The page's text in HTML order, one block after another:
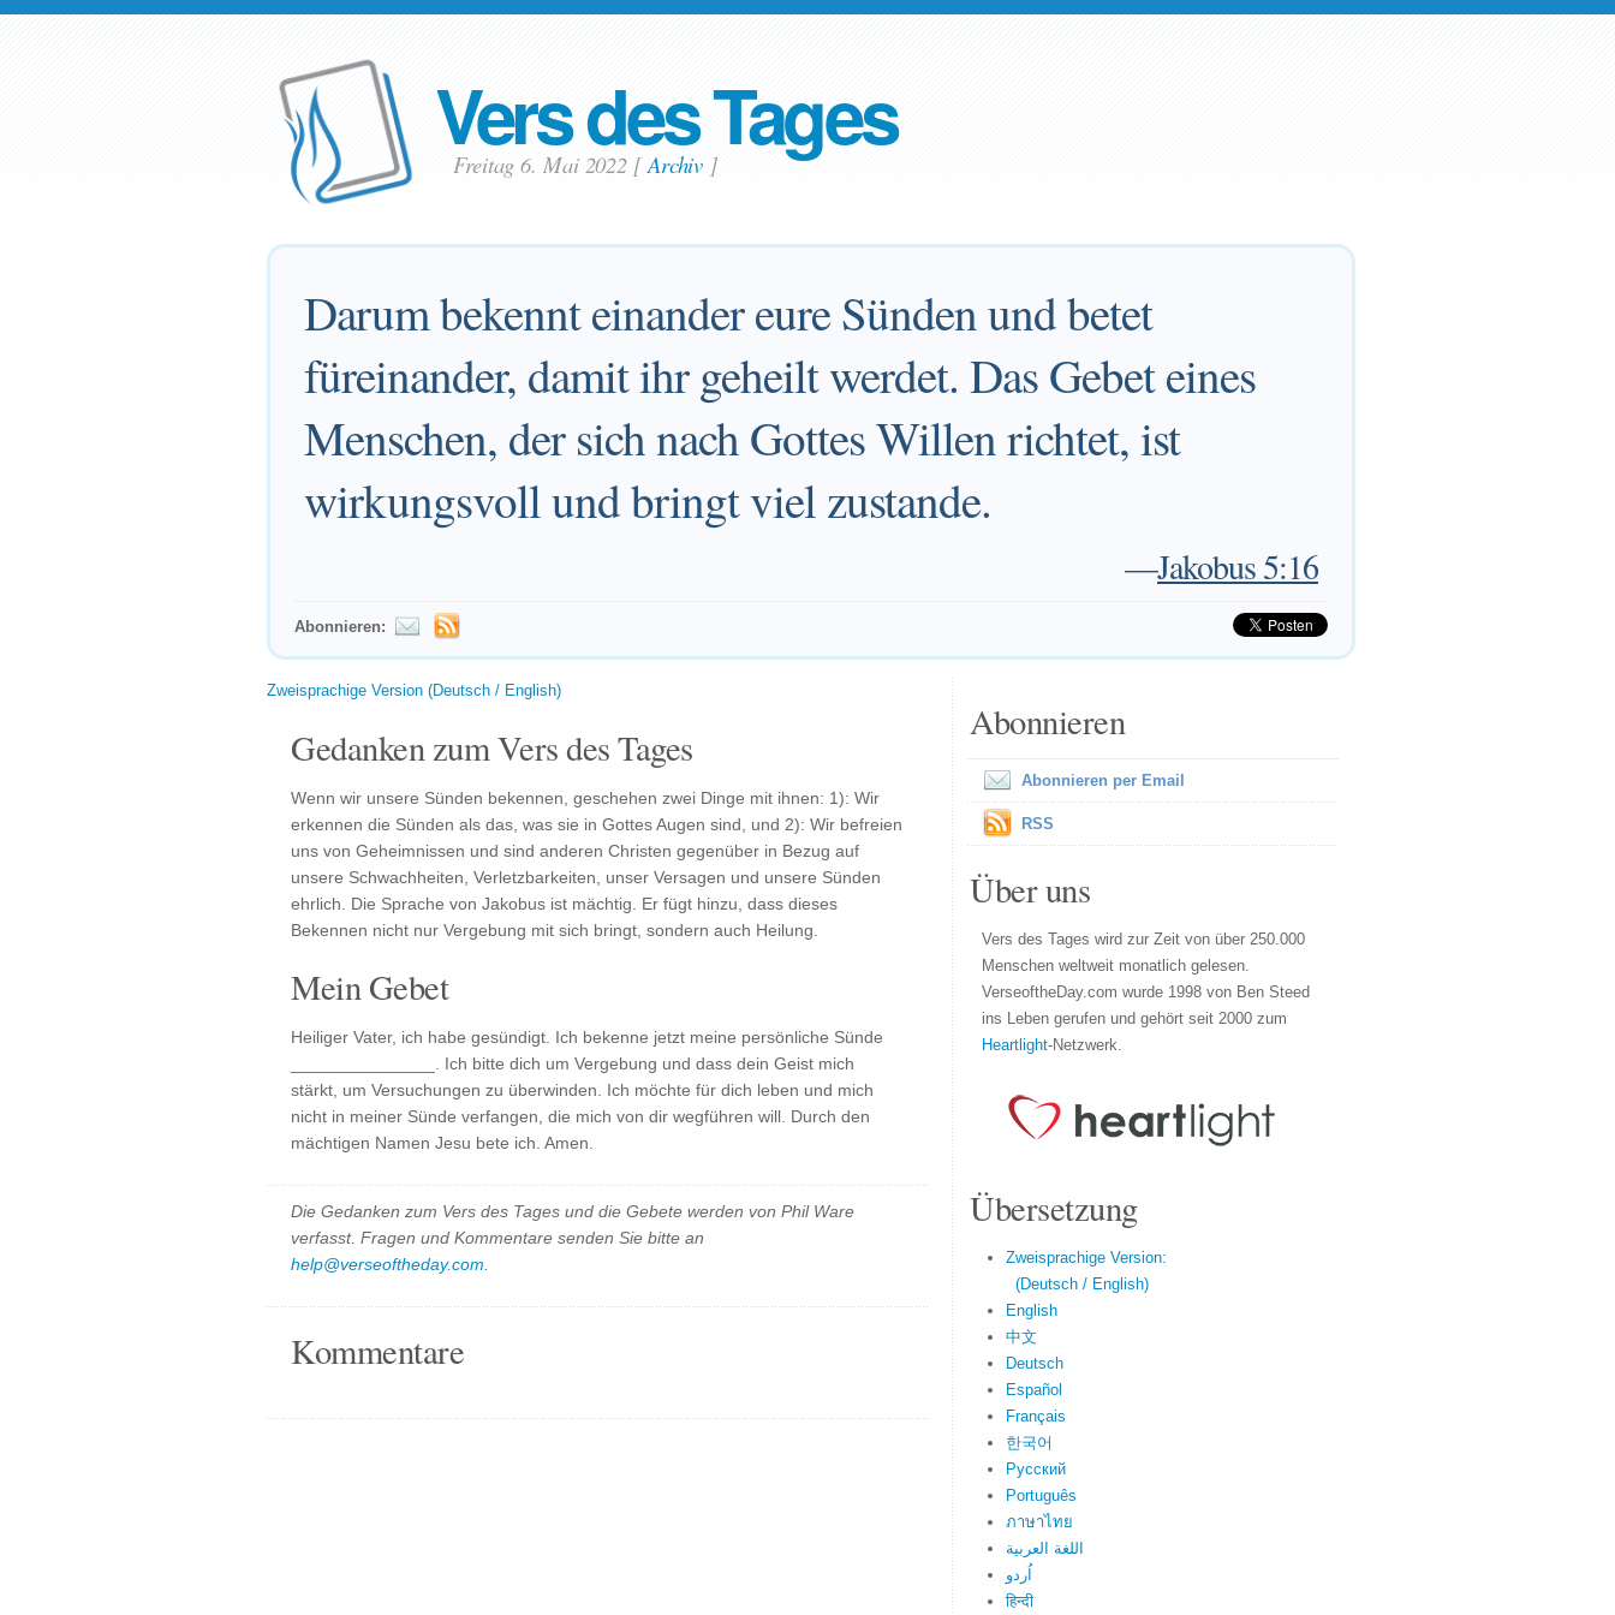
Vers des Tages
Freitag 6. Mai 2022 [Archiv ]
Darum bekennt einander eure Sünden und betet
füreinander, damit ihr geheilt werdet. Das Gebet eines
Menschen, der sich nach Gottes Willen richtet, ist
wirkungsvoll und bringt viel zustande.
—Jakobus 5:16
Abonnieren:
Zweisprachige Version (Deutsch / English)
Gedanken zum Vers des Tages
Wenn wir unsere Sünden bekennen, geschehen zwei Dinge mit ihnen: 1): Wir
erkennen die Sünden als das, was sie in Gottes Augen sind, und 2): Wir befreien
uns von Geheimnissen und sind anderen Christen gegenüber in Bezug auf
unsere Schwachheiten, Verletzbarkeiten, unser Versagen und unsere Sünden
ehrlich. Die Sprache von Jakobus ist mächtig. Er fügt hinzu, dass dieses
Bekennen nicht nur Vergebung mit sich bringt, sondern auch Heilung.
Mein Gebet
Heiliger Vater, ich habe gesündigt. Ich bekenne jetzt meine persönliche Sünde
_______________. Ich bitte dich um Vergebung und dass dein Geist mich
stärkt, um Versuchungen zu überwinden. Ich möchte für dich leben und mich
nicht in meiner Sünde verfangen, die mich von dir wegführen will. Durch den
mächtigen Namen Jesu bete ich. Amen.
Die Gedanken zum Vers des Tages und die Gebete werden von Phil Ware
verfasst. Fragen und Kommentare senden Sie bitte an
help@verseoftheday.com
Kommentare
Abonnieren
Abonnieren per Email
RSS
Über uns
Vers des Tages wird zur Zeit von über 250.000
Menschen weltweit monatlich gelesen.
VerseoftheDay.com wurde 1998 von Ben Steed
ins Leben gerufen und gehört seit 2000 zum
Heartlight-Netzwerk.
Übersetzung
Zweisprachige Version:
(Deutsch / English)
English
中文
Deutsch
Español
Français
한국어
Русский
Português
ภาษาไทย
اللغة العربية
اُردو
हिन्दी